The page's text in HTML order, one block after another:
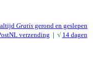
altijd Gratis gerond en geslepen
verzending | √ 14 dagen